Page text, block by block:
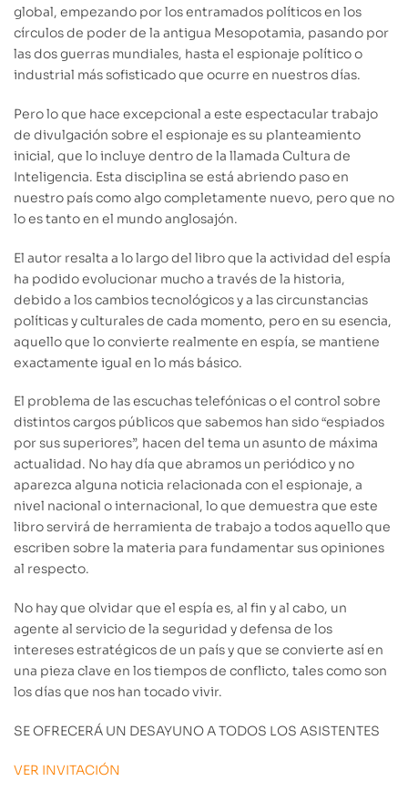
global, empezando por los entramados políticos en los
círculos de poder de la antigua Mesopotamia, pasando por
las dos guerras mundiales, hasta el espionaje político o
industrial más sofisticado que ocurre en nuestros días.
Pero lo que hace excepcional a este espectacular trabajo
de divulgación sobre el espionaje es su planteamiento
inicial, que lo incluye dentro de la llamada Cultura de
Inteligencia. Esta disciplina se está abriendo paso en
nuestro país como algo completamente nuevo, pero que no
lo es tanto en el mundo anglosajón.
El autor resalta a lo largo del libro que la actividad del espía
ha podido evolucionar mucho a través de la historia,
debido a los cambios tecnológicos y a las circunstancias
políticas y culturales de cada momento, pero en su esencia,
aquello que lo convierte realmente en espía, se mantiene
exactamente igual en lo más básico.
El problema de las escuchas telefónicas o el control sobre
distintos cargos públicos que sabemos han sido “espiados
por sus superiores”, hacen del tema un asunto de máxima
actualidad. No hay día que abramos un periódico y no
aparezca alguna noticia relacionada con el espionaje, a
nivel nacional o internacional, lo que demuestra que este
libro servirá de herramienta de trabajo a todos aquello que
escriben sobre la materia para fundamentar sus opiniones
al respecto.
No hay que olvidar que el espía es, al fin y al cabo, un
agente al servicio de la seguridad y defensa de los
intereses estratégicos de un país y que se convierte así en
una pieza clave en los tiempos de conflicto, tales como son
los días que nos han tocado vivir.
SE OFRECERÁ UN DESAYUNO A TODOS LOS ASISTENTES
VER INVITACIÓN